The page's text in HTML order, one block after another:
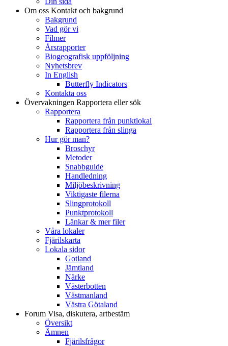
Om oss Kontakt och bakgrund
Bakgrund
Vad gör vi
Filmer
Årsrapporter
Biogeografisk uppföljning
Nyhetsbrev
In English
Butterfly Indicators
Kontakta oss
Övervakningen Rapportera eller sök
Rapportera
Rapportera från punktlokal
Rapportera från slinga
Hur gör man?
Broschyr
Metoder
Snabbguide
Handledning
Miljöbeskrivning
Viktigaste filerna
Slingprotokoll
Punktprotokoll
Länkar & mer filer
Våra lokaler
Fjärilskarta
Lokala sidor
Gotland
Jämtland
Närke
Västerbotten
Västmanland
Västra Götaland
Forum Visa, diskutera, artbestäm
Översikt
Ämnen
Fjärilsfrågor